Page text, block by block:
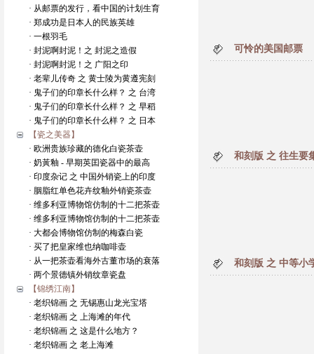
· 从邮票的发行，看中国的计划生育
· 郑成功是日本人的民族英雄
· 一根羽毛
· 封泥啊封泥！之 封泥之造假
· 封泥啊封泥！之 广阳之印
· 老辈儿传奇 之 黄士陵为黄遵宪刻
· 鬼子们的印章长什么样？ 之 台湾
· 鬼子们的印章长什么样？ 之 早稻
· 鬼子们的印章长什么样？ 之 日本
【瓷之美器】
· 欧洲贵族珍藏的德化白瓷茶壶
· 奶黃釉 - 早期英囯瓷器中的最高
· 印度杂记 之 中国外销瓷上的印度
· 胭脂红单色花卉纹釉外销瓷茶壶
· 维多利亚博物馆仿制的十二把茶壶
· 维多利亚博物馆仿制的十二把茶壶
· 大都会博物馆仿制的梅森白瓷
· 买了把皇家维也纳咖啡壶
· 从一把茶壶看海外古董市场的衰落
· 两个景德镇外销纹章瓷盘
【锦绣江南】
· 老织锦画 之 无锡惠山龙光宝塔
· 老织锦画 之 上海滩的年代
· 老织锦画 之 这是什么地方？
· 老织锦画 之 老上海滩
可怜的美国邮票
和刻版 之 往生要
和刻版 之 中等小